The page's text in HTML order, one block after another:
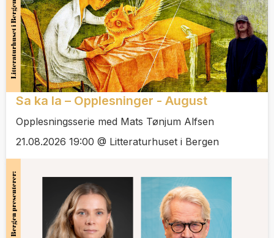
Sa ka la – Opplesninger - August
Opplesningsserie med Mats Tønjum Alfsen
21.08.2026 19:00 @ Litteraturhuset i Bergen